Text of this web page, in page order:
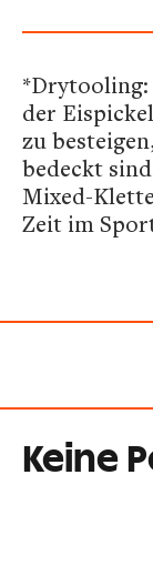
*Drytooling:
der
zu
bedeckt
Mixed-
Zeit im
Keine